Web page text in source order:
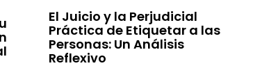
El Juicio y la Perjudicial
Práctica de Etiquetar a las
Personas: Un Análisis
Reflexivo